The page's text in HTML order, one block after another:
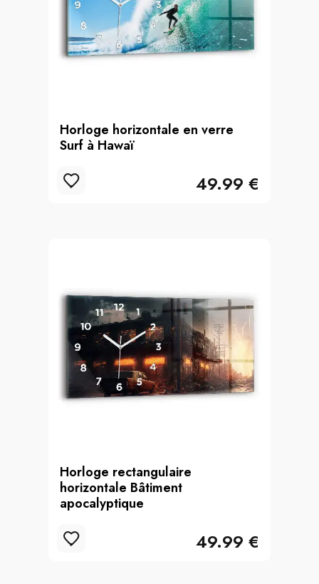
Horloge horizontale en verre
Surf à Hawaï
49.99 €
Horloge rectangulaire
horizontale Bâtiment
apocalyptique
49.99 €